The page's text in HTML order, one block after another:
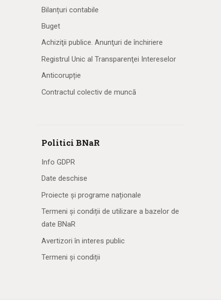
Bilanțuri contabile
Buget
Achiziţii publice. Anunţuri de închiriere
Registrul Unic al Transparenţei Intereselor
Anticorupție
Contractul colectiv de muncă
Politici BNaR
Info GDPR
Date deschise
Proiecte și programe naționale
Termeni și condiții de utilizare a bazelor de
date BNaR
Avertizori în interes public
Termeni și condiții